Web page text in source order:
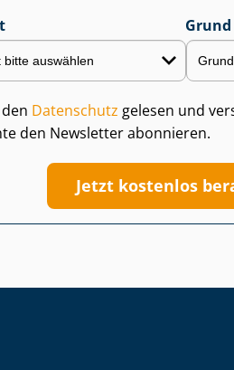
Datenschutz gelesen und
den Newsletter abonnieren.
Jetzt kostenlos